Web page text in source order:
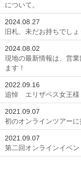
について。
2024.08.27
旧札、未だお持ちでしょ
2024.08.02
現地の最新情報は、営
ます！
2022.09.16
追悼 エリザベス女王様
2021.09.07
初のオンラインツアーに
2021.09.07
第二回オンラインイベン